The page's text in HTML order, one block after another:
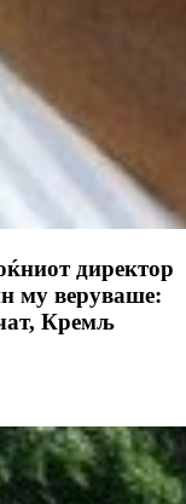
директор
му веруваше:
Кремљ